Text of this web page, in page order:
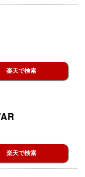
楽天で検索
楽天で検索